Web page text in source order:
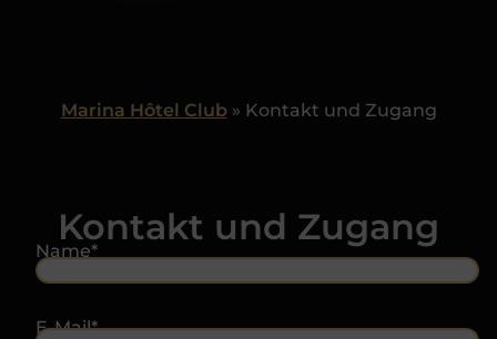
Marina Hôtel Club » Kontakt und Zugang
Kontakt und Zugang
Name*
Nachname
E-Mail*